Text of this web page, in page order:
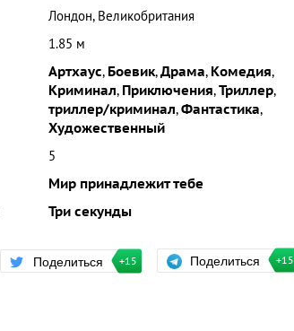
Лондон, Великобритания
1.85 м
Артхаус, Боевик,Драма, Комедия,
Криминал, Приключения,Триллер,
триллер/криминал,Фантастика,
Художественный
5
Мир принадлежит тебе
Три секунды
Поделиться +15 Поделиться +15